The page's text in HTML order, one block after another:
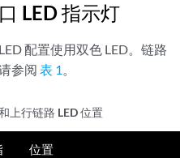
LED 指示灯
配置使用双色 LED。链路
参阅 表 1 。
上行链路 LED 位置
位置